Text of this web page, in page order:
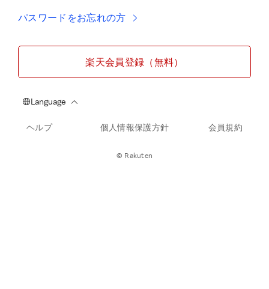
パスワードをお忘れの方
楽天会員登録（無料）
ヘルプ 個人情報保護方針 会員規約
© Rakuten